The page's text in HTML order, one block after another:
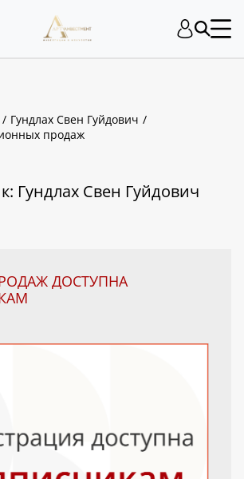
Гундлах Свен Гуйдович
продаж
Гундлах Свен Гуйдович
ДОСТУПНА